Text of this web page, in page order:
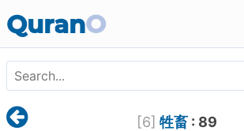
QuranO
[6] 牲畜: 89